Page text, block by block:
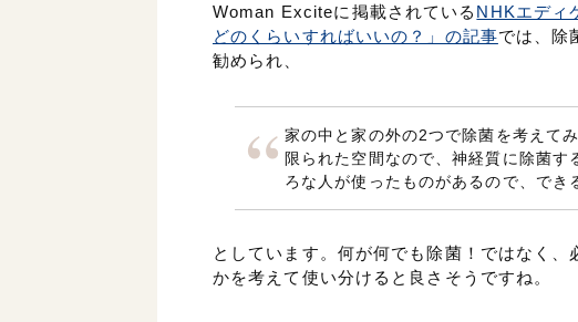
Woman Exciteに掲載されている NHKエディ
どのくらいすればいいの？」の記事では、除
勧められ、
家の中と家の外の2つで除菌を考えて
限られた空間なので、神経質に除菌
ろな人が使ったものがあるので、でき
としています。何が何でも除菌！ではなく
かを考えて使い分けると良さそうですね。